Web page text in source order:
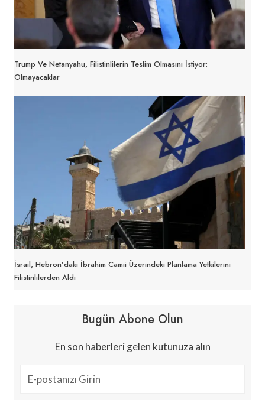
Trump Ve Netanyahu, Filistinlilerin Teslim Olmasını İstiyor:
Olmayacaklar
İsrail, Hebron’daki İbrahim Camii Üzerindeki Planlama Yetkilerini
Filistinlilerden Aldı
Bugün Abone Olun
En son haberleri gelen kutunuza alın